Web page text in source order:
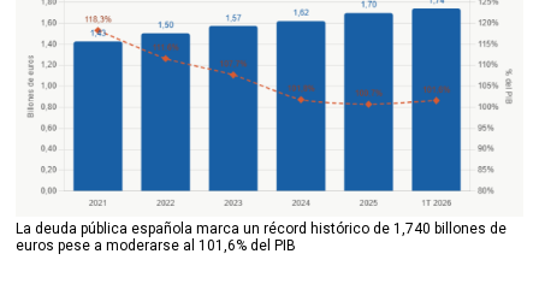
La deuda pública española marca un récord histórico de 1,740 billones de
euros pese a moderarse al 101,6% del PIB